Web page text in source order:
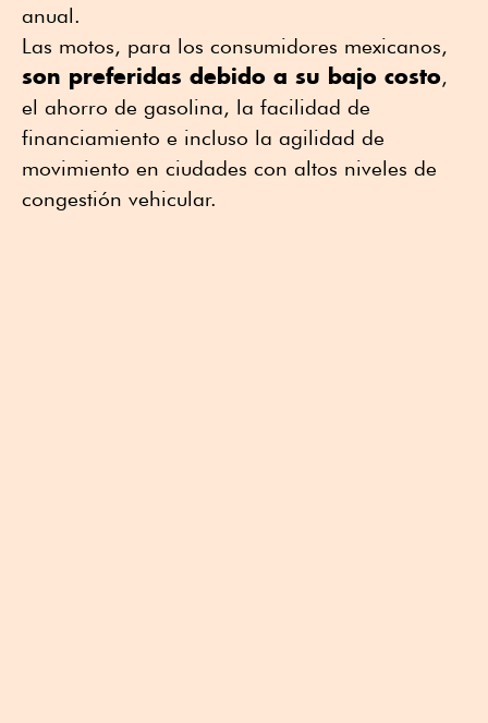
anual.
Las motos, para los consumidores mexicanos,
son preferidas debido a su bajo costo,
el ahorro de gasolina, la facilidad de
financiamiento e incluso la agilidad de
movimiento en ciudades con altos niveles de
congestión vehicular.